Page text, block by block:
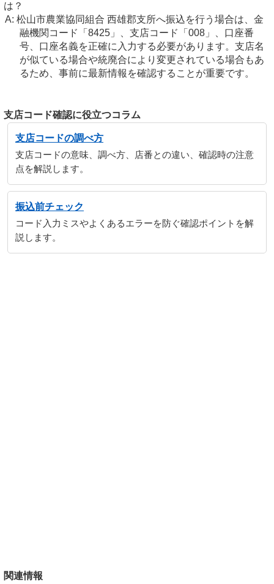
は？
松山市農業協同組合 西雄郡支所へ振込を行う場合は、金
融機関コード「8425」、支店コード「008」、口座番
号、口座名義を正確に入力する必要があります。支店名
が似ている場合や統廃合により変更されている場合もあ
るため、事前に最新情報を確認することが重要です。
支店コード確認に役立つコラム
支店コードの調べ方
支店コードの意味、調べ方、店番との違い、確認時の注意
点を解説します。
振込前チェック
コード入力ミスやよくあるエラーを防ぐ確認ポイントを解
説します。
関連情報